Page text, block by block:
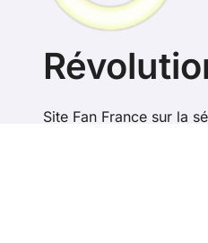
Site Fan France sur la